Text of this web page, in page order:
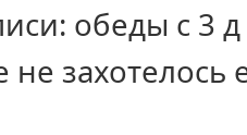
обеды с 3 д
не захотелось